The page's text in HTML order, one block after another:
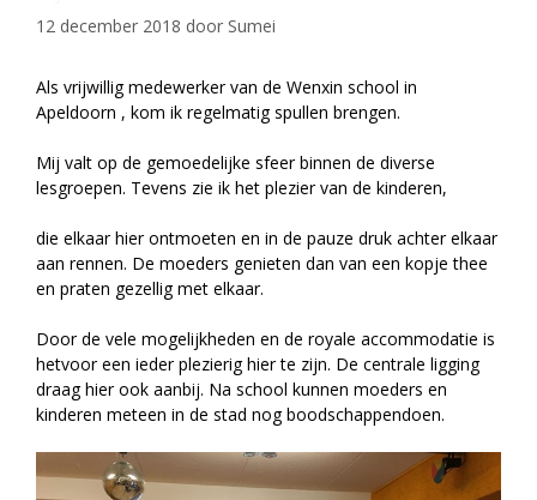
12 december 2018 door Sumei
Als vrijwillig medewerker van de Wenxin school in
Apeldoorn , kom ik regelmatig spullen brengen.
Mij valt op de gemoedelijke sfeer binnen de diverse
lesgroepen. Tevens zie ik het plezier van de kinderen,
die elkaar hier ontmoeten en in de pauze druk achter elkaar
aan rennen. De moeders genieten dan van een kopje thee
en praten gezellig met elkaar.
Door de vele mogelijkheden en de royale accommodatie is
hetvoor een ieder plezierig hier te zijn. De centrale ligging
draag hier ook aanbij. Na school kunnen moeders en
kinderen meteen in de stad nog boodschappendoen.